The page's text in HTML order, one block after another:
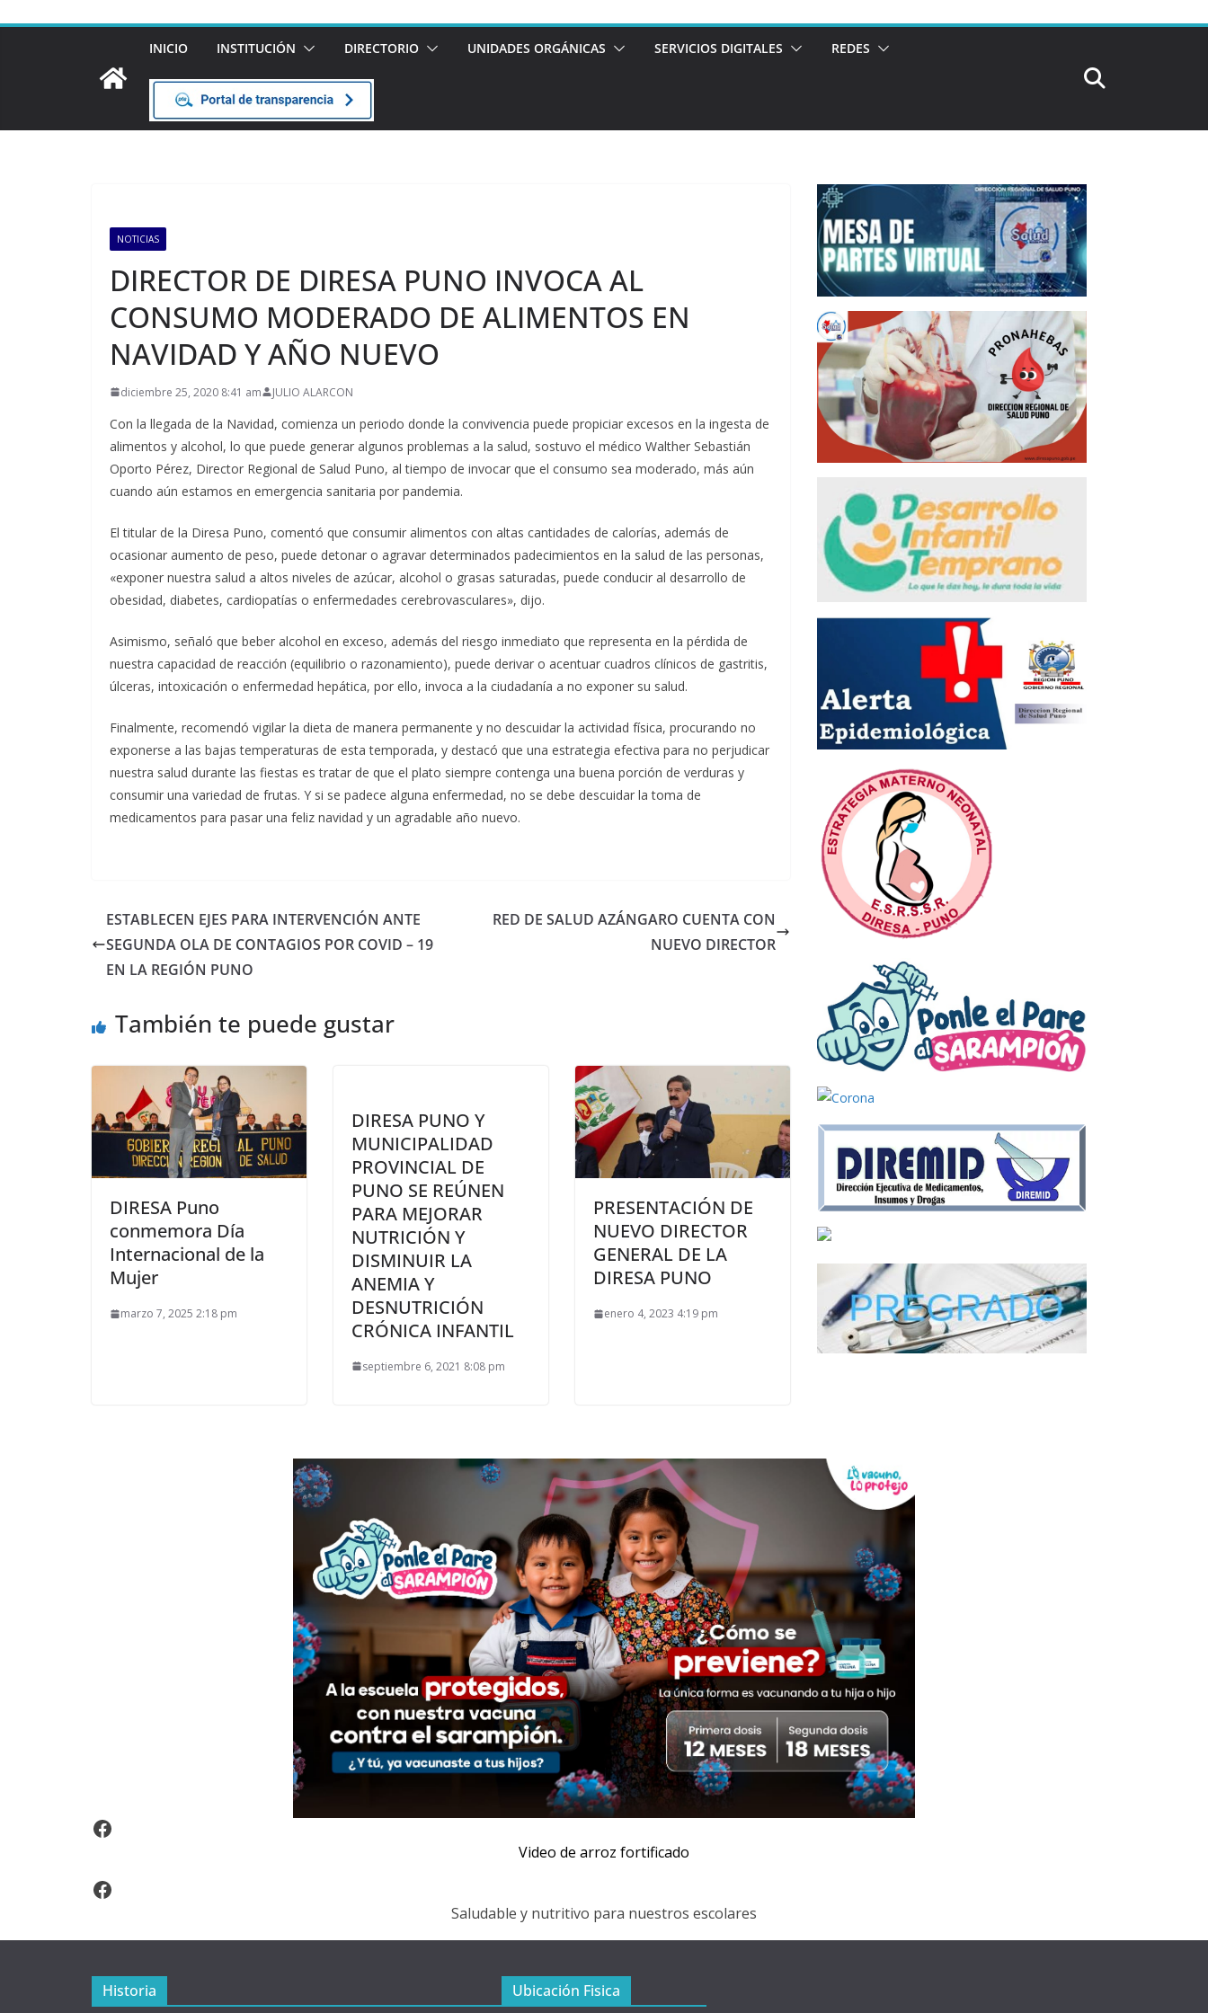
INICIO INSTITUCIÓN DIRECTORIO UNIDADES ORGÁNICAS SERVICIOS DIGITALES REDES
NOTICIAS
DIRECTOR DE DIRESA PUNO INVOCA AL
CONSUMO MODERADO DE ALIMENTOS EN
NAVIDAD Y AÑO NUEVO
diciembre 25, 2020 8:41 am JULIO ALARCON
Con la llegada de la Navidad, comienza un periodo donde la convivencia puede propiciar excesos en la ingesta de
alimentos y alcohol, lo que puede generar algunos problemas a la salud, sostuvo el médico Walther Sebastián
Oporto Pérez, Director Regional de Salud Puno, al tiempo de invocar que el consumo sea moderado, más aún
cuando aún estamos en emergencia sanitaria por pandemia.
El titular de la Diresa Puno, comentó que consumir alimentos con altas cantidades de calorías, además de
ocasionar aumento de peso, puede detonar o agravar determinados padecimientos en la salud de las personas,
«exponer nuestra salud a altos niveles de azúcar, alcohol o grasas saturadas, puede conducir al desarrollo de
obesidad, diabetes, cardiopatías o enfermedades cerebrovasculares», dijo.
Asimismo, señaló que beber alcohol en exceso, además del riesgo inmediato que representa en la pérdida de
nuestra capacidad de reacción (equilibrio o razonamiento), puede derivar o acentuar cuadros clínicos de gastritis,
úlceras, intoxicación o enfermedad hepática, por ello, invoca a la ciudadanía a no exponer su salud.
Finalmente, recomendó vigilar la dieta de manera permanente y no descuidar la actividad física, procurando no
exponerse a las bajas temperaturas de esta temporada, y destacó que una estrategia efectiva para no perjudicar
nuestra salud durante las fiestas es tratar de que el plato siempre contenga una buena porción de verduras y
consumir una variedad de frutas. Y si se padece alguna enfermedad, no se debe descuidar la toma de
medicamentos para pasar una feliz navidad y un agradable año nuevo.
ESTABLECEN EJES PARA INTERVENCIÓN ANTE
SEGUNDA OLA DE CONTAGIOS POR COVID – 19
EN LA REGIÓN PUNO
RED DE SALUD AZÁNGARO CUENTA CON
NUEVO DIRECTOR
También te puede gustar
DIRESA Puno
conmemora Día
Internacional de la
Mujer
marzo 7, 2025 2:18 pm
DIRESA PUNO Y
MUNICIPALIDAD
PROVINCIAL DE
PUNO SE REÚNEN
PARA MEJORAR
NUTRICIÓN Y
DISMINUIR LA
ANEMIA Y
DESNUTRICIÓN
CRÓNICA INFANTIL
septiembre 6, 2021 8:08 pm
PRESENTACIÓN DE
NUEVO DIRECTOR
GENERAL DE LA
DIRESA PUNO
enero 4, 2023 4:19 pm
Video Arroz Fortificado
Video de arroz fortificado
Facebook
Saludable y nutritivo para nuestros escolares
Historia Ubicación Fisica